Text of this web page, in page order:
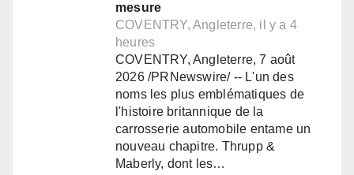
mesure
COVENTRY, Angleterre, il y a 4
heures
COVENTRY, Angleterre, 7 août
2026 /PRNewswire/ -- L'un des
noms les plus emblématiques de
l'histoire britannique de la
carrosserie automobile entame un
nouveau chapitre. Thrupp &
Maberly, dont les…